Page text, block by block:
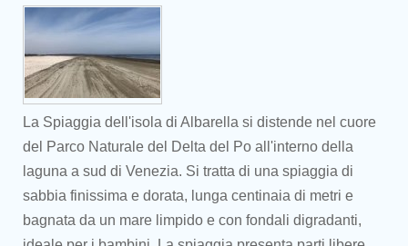
La Spiaggia dell'isola di Albarella si distende nel cuore
del Parco Naturale del Delta del Po all'interno della
laguna a sud di Venezia. Si tratta di una spiaggia di
sabbia finissima e dorata, lunga centinaia di metri e
bagnata da un mare limpido e con fondali digradanti,